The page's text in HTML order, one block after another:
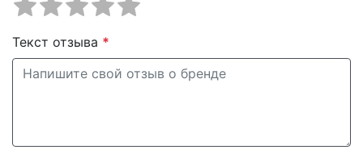
Текст отзыва *